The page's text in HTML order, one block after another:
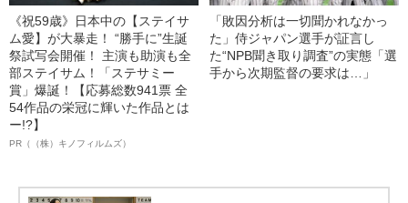
《祝59歳》日本中の【ステイサ
ム愛】が大暴走！ “勝手に”生誕
祭試写会開催！ 主演も助演も全
部ステイサム！「ステサミー
賞」爆誕！【応募総数941票 全
54作品の栄冠に輝いた作品とは
ー!?】
PR（（株）キノフィルムズ）
「敗因分析は一切聞かれなかっ
た」侍ジャパン選手が証言し
た“NPB聞き取り調査”の実態「選
手から次期監督の要求は…」